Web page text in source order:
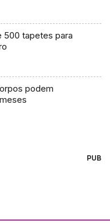
500 tapetes para
podem
PUB